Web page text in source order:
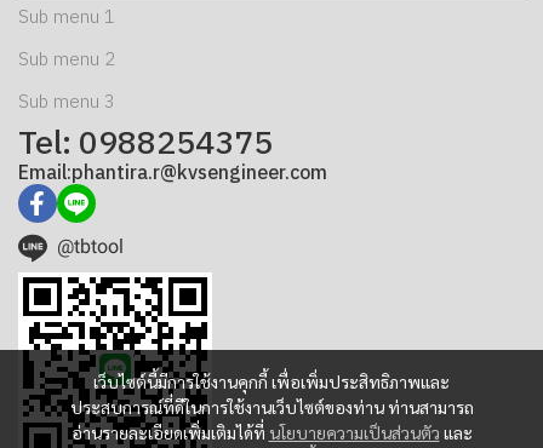
เว็บไซต์นี้มีการใช้งานคุกกี้ เพื่อเพิ่มประสิทธิภาพและ
ประสบการณ์ที่ดีในการใช้งานเว็บไซต์ของท่าน ท่านสามารถ
อ่านรายละเอียดเพิ่มเติมได้ที่ นโยบายความเป็นส่วนตัว และ
Sub menu 1
Sub menu 2
Sub menu 3
Tel: 0988254375
Email:phantira.r@kvsengineer.com
@tbtool